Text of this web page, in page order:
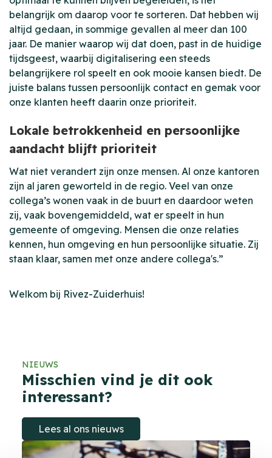
belangrijk om daarop voor te sorteren. Dat hebben wij
altijd gedaan, in sommige gevallen al meer dan 100
jaar. De manier waarop wij dat doen, past in de huidige
tijdsgeest, waarbij digitalisering een steeds
belangrijkere rol speelt en ook mooie kansen biedt. De
juiste balans tussen persoonlijk contact en gemak voor
onze klanten heeft daarin onze prioriteit.
Lokale betrokkenheid en persoonlijke
aandacht blijft prioriteit
Wat niet verandert zijn onze mensen. Al onze kantoren
zijn al jaren geworteld in de regio. Veel van onze
collega’s wonen vaak in de buurt en daardoor weten
zij, vaak bovengemiddeld, wat er speelt in hun
gemeente of omgeving. Mensen die onze relaties
kennen, hun omgeving en hun persoonlijke situatie. Zij
staan klaar, samen met onze andere collega's.”
Welkom bij Rivez-Zuiderhuis!
NIEUWS
Misschien vind je dit ook
interessant?
Lees al ons nieuws